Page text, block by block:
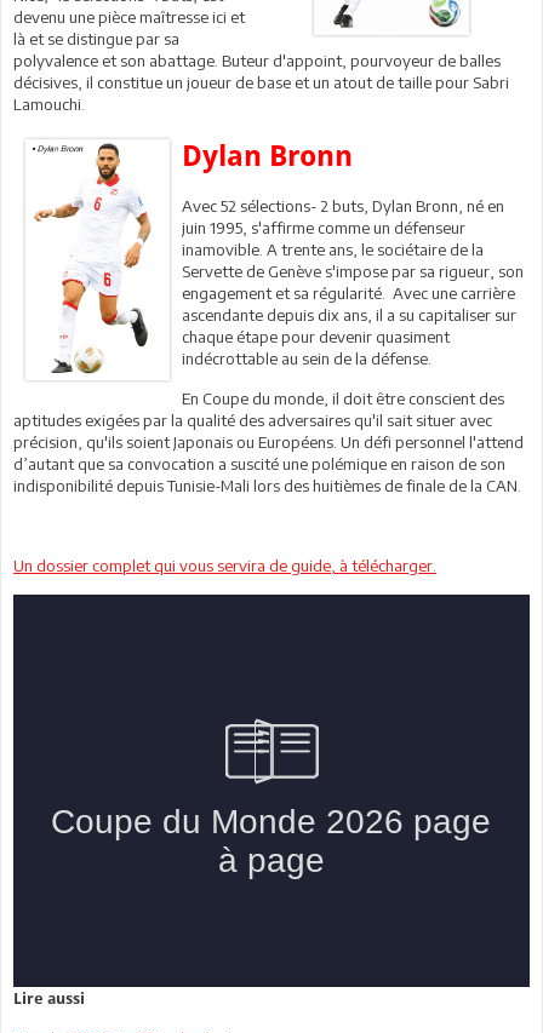
devenu une pièce maîtresse ici et
là et se distingue par sa
polyvalence et son abattage. Buteur d'appoint, pourvoyeur de balles
décisives, il constitue un joueur de base et un atout de taille pour Sabri
Lamouchi.
Dylan Bronn
Avec 52 sélections- 2 buts, Dylan Bronn, né en
juin 1995, s'affirme comme un défenseur
inamovible. A trente ans, le sociétaire de la
Servette de Genève s'impose par sa rigueur, son
engagement et sa régularité. Avec une carrière
ascendante depuis dix ans, il a su capitaliser sur
chaque étape pour devenir quasiment
indécrottable au sein de la défense.
En Coupe du monde, il doit être conscient des
aptitudes exigées par la qualité des adversaires qu'il sait situer avec
précision, qu'ils soient Japonais ou Européens. Un défi personnel l'attend
d’autant que sa convocation a suscité une polémique en raison de son
indisponibilité depuis Tunisie-Mali lors des huitièmes de finale de la CAN.
Un dossier complet qui vous servira de guide, à télécharger.
Lire aussi